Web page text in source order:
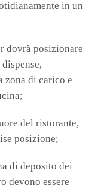
in un
dovrà posizionare
zona di carico e
del ristorante,
posizione;
di deposito dei
devono essere